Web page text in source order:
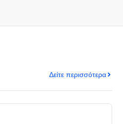
Δείτε περισσότερα